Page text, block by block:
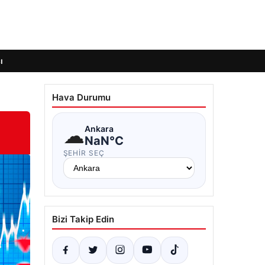
Hava Durumu
☁Ankara
NaN°C
ŞEHIR SEÇ
Bizi Takip Edin